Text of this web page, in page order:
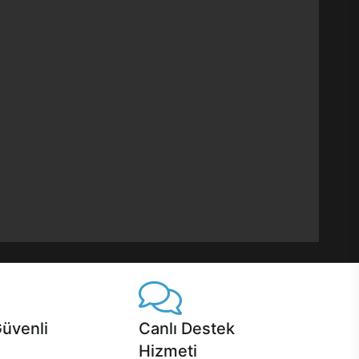
Canlı Destek
Hizmeti